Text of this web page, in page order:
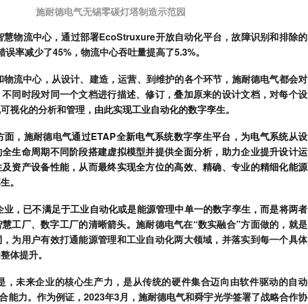
施耐德电气无锡零碳灯塔制造示范园
慧物流中心，通过部署EcoStruxure开放自动化平台，故障识别和排除的
率减少了45%，物流中心吞吐量提高了5.3%。
流中心，从设计、建造，运营、到维护的各个环节，施耐德电气都会对
同时段对同一个文档进行描述、修订，叠加原来的设计文档，对每个设
视化的分析和管理， 由此实现工业自动化的数字孪生。
， 施耐德电气通过ETAP全新电气系统数字孪生平台，为电气系统从设
生命周期不同阶段搭建虚拟模型并提供全面分析，助力企业提升设计运
资产设备性能，从而最终实现全方位的高效、精确、专业的精细化能源
。
，已不满足于工业自动化或是能源管理中单一的数字孪生，而是将两者
工厂、数字工厂的清晰箭头。 施耐德电气在“数实融合”方面做的，就是
为用户有效打通能源管理和工业自动化两大领域，并落实到每一个具体
体提升。
，未来企业的核心生产力，是从传统的硬件集合迈向由软件驱动的自动
能力。作为例证，2023年3月，施耐德电气和舜宇光学签署了战略合作协